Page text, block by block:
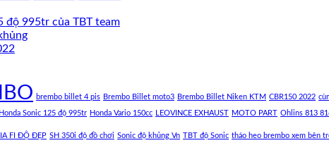
độ 995tr của TBT team
brembo billet 4 pis Brembo Billet moto3 Brembo Billet Niken KTM CBR150 2022
Honda Sonic 125 độ 995tr Honda Vario 150cc LEOVINCE EXHAUST MOTO PART Ohlins 813
FI ĐỘ ĐẸP SH 350i độ đồ chơi Sonic độ khủng Vn TBT độ Sonic tháo heo brembo xem bên